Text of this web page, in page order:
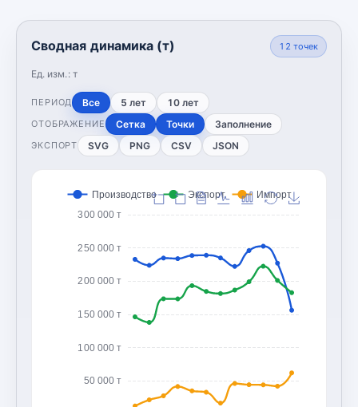
Сводная динамика (т)
Ед. изм.: т
12 точек
ПЕРИОД Все 5 лет 10 лет
ОТОБРАЖЕНИЕ Сетка Точки Заполнение
ЭКСПОРТ SVG PNG CSV JSON
50 000 т
100 000 т
150 000 т
200 000 т
250 000 т
300 000 т
Производство Экспорт Импорт